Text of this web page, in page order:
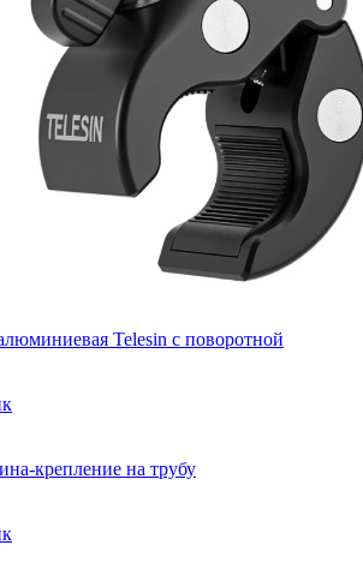
Telesin с поворотной
крепление на трубу